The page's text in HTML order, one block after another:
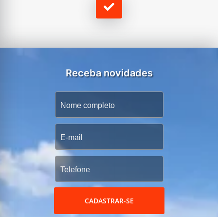
Receba novidades
CADASTRAR-SE